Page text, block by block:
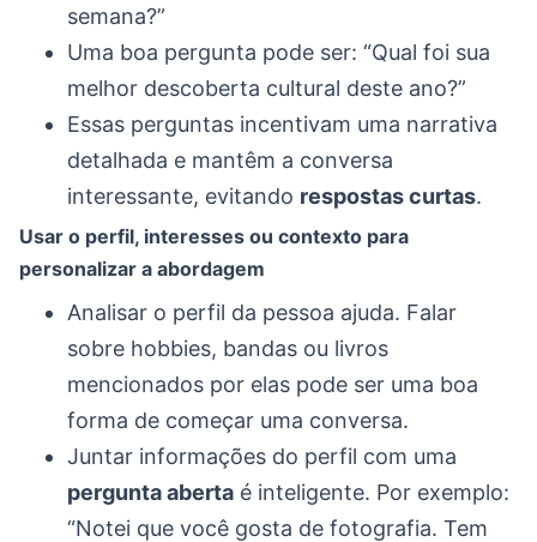
semana?”
Uma boa pergunta pode ser: “Qual foi sua
melhor descoberta cultural deste ano?”
Essas perguntas incentivam uma narrativa
detalhada e mantêm a conversa
interessante, evitando respostas curtas.
Usar o perfil, interesses ou contexto para
personalizar a abordagem
Analisar o perfil da pessoa ajuda. Falar
sobre hobbies, bandas ou livros
mencionados por elas pode ser uma boa
forma de começar uma conversa.
Juntar informações do perfil com uma
pergunta aberta é inteligente. Por exemplo:
“Notei que você gosta de fotografia. Tem